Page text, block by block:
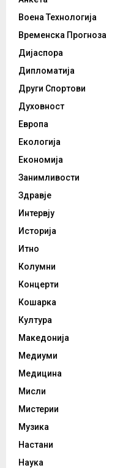
Воена Технологија
Временска Прогноза
Дијаспора
Дипломатија
Други Спортови
Духовност
Европа
Екологија
Економија
Занимливости
Здравје
Интервју
Историја
Итно
Колумни
Концерти
Кошарка
Култура
Македонија
Медиуми
Медицина
Мисли
Мистерии
Музика
Настани
Наука